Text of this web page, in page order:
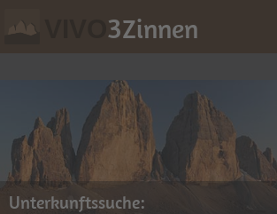
3Zinnen
Unterkunftssuche: